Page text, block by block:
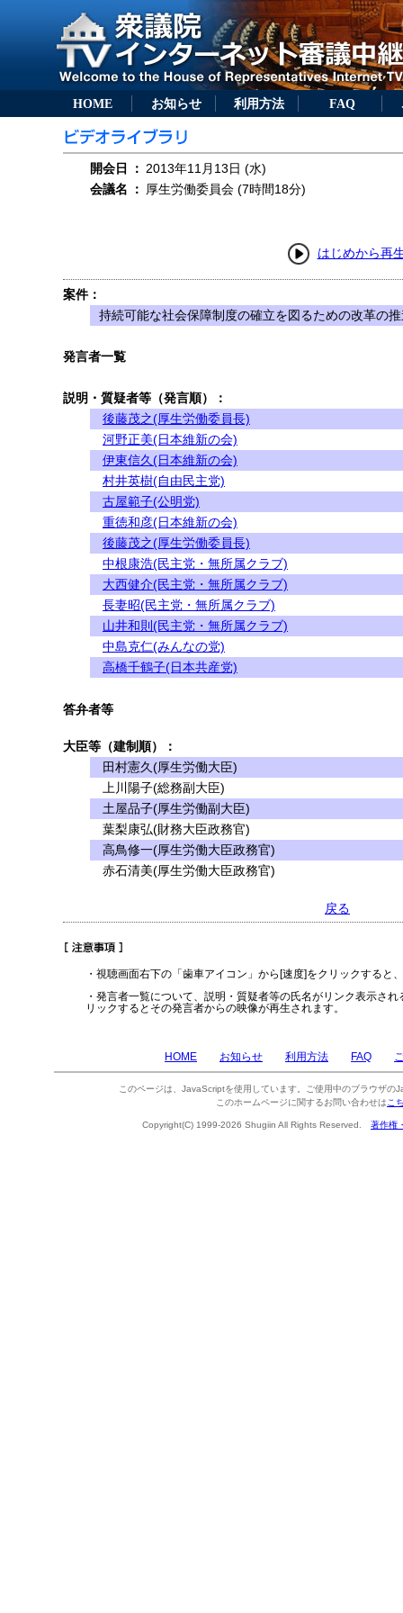
HOME お知らせ 利用方法 FAQ
開会日 ： 2013年11月13日 (水)
会議名
： 厚生労働委員会 (7時間18分)
はじめから再
案件：
持続可能な社会保障制度の確立を図るための改革の
発言者一覧
説明・質疑者等（発言順）：
後藤茂之(厚生労働委員長)
河野正美(日本維新の会)
伊東信久(日本維新の会)
村井英樹(自由民主党)
古屋範子(公明党)
重徳和彦(日本維新の会)
後藤茂之(厚生労働委員長)
中根康浩(民主党・無所属クラブ)
大西健介(民主党・無所属クラブ)
長妻昭(民主党・無所属クラブ)
山井和則(民主党・無所属クラブ)
中島克仁(みんなの党)
高橋千鶴子(日本共産党)
答弁者等
大臣等（建制順）：
田村憲久(厚生労働大臣)
上川陽子(総務副大臣)
土屋品子(厚生労働副大臣)
葉梨康弘(財務大臣政務官)
高鳥修一(厚生労働大臣政務官)
赤石清美(厚生労働大臣政務官)
戻る
・視聴画面右下の「歯車アイコン」から[速度]をクリックすると
・発言者一覧について、説明・質疑者等の氏名がリンク表示さ
リックするとその発言者からの映像が再生されます。
HOME お知らせ 利用方法 FAQ
このページは、JavaScriptを使用しています。ご使用中のブラウザの
このホームページに関するお問い合わせは こ
Copyright(C) 1999-2026 Shugiin All Rights Reserved. 著作権